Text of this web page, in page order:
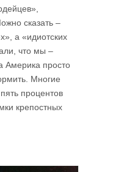
сказать –
а «идиотских
что мы –
Америка просто
Многие
процентов
крепостных